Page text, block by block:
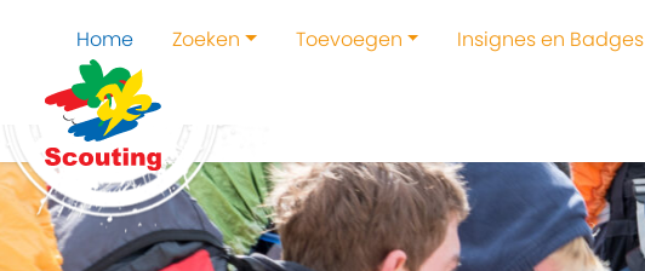
Home Zoeken Toevoegen Insignes en Badges